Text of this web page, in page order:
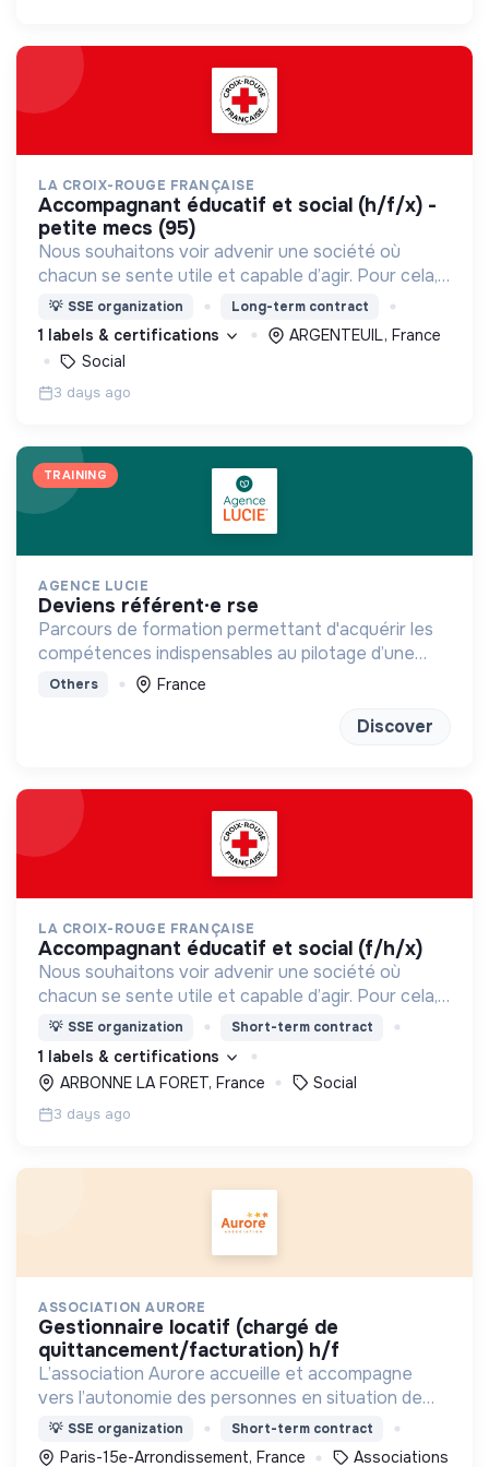
LA CROIX-ROUGE FRANÇAISE
accompagnant éducatif et social (h/f/x) -
petite mecs (95)
Nous souhaitons voir advenir une société où
chacun se sente utile et capable d’agir. Pour cela,
nous proposons des moyens et des lieux
d’engagement innovants et adaptés à tous.
💡 SSE organization Long-term contract
1 labels & certifications
ARGENTEUIL, France
Social
3 days ago
TRAINING
AGENCE LUCIE
deviens référent·e rse
Parcours de formation permettant d'acquérir les
compétences indispensables au pilotage d’une
stratégie RSE/RSO
Others France
Discover
LA CROIX-ROUGE FRANÇAISE
accompagnant éducatif et social (f/h/x)
Nous souhaitons voir advenir une société où
chacun se sente utile et capable d’agir. Pour cela,
nous proposons des moyens et des lieux
d’engagement innovants et adaptés à tous.
💡 SSE organization Short-term contract
1 labels & certifications
ARBONNE LA FORET, France
Social
3 days ago
ASSOCIATION AURORE
gestionnaire locatif (chargé de
quittancement/facturation) h/f
L’association Aurore accueille et accompagne
vers l’autonomie des personnes en situation de
précarité ou d’exclusion via l’hébergement, les
soins et l’insertion sociale et professionnelle.
💡 SSE organization Short-term contract
Paris-15e-Arrondissement, France Associations